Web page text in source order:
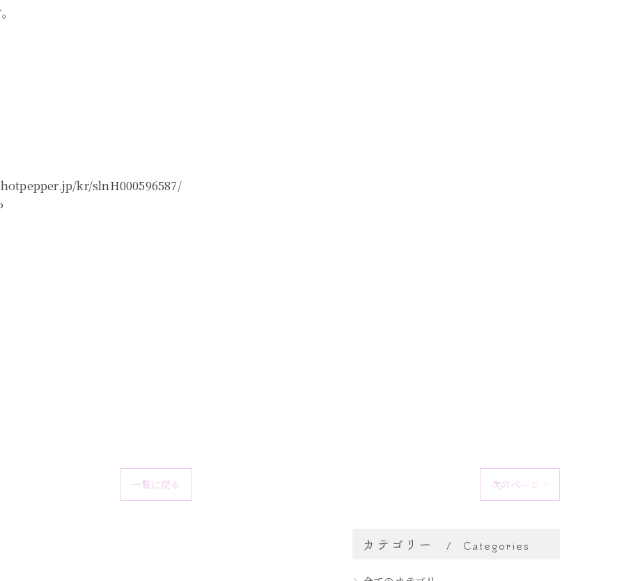
kr/slnH000596587/
一覧に戻る 次のページ >
カテゴリー Categories